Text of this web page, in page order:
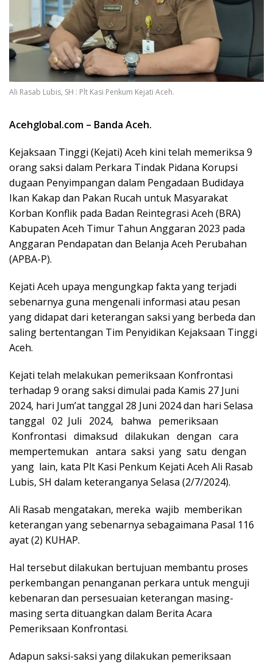
Ali Rasab Lubis, SH : Plt Kasi Penkum Kejati Aceh.
Acehglobal.com – Banda Aceh.
Kejaksaan Tinggi (Kejati) Aceh kini telah memeriksa 9
orang saksi dalam Perkara Tindak Pidana Korupsi
dugaan Penyimpangan dalam Pengadaan Budidaya
Ikan Kakap dan Pakan Rucah untuk Masyarakat
Korban Konflik pada Badan Reintegrasi Aceh (BRA)
Kabupaten Aceh Timur Tahun Anggaran 2023 pada
Anggaran Pendapatan dan Belanja Aceh Perubahan
(APBA-P).
Kejati Aceh upaya mengungkap fakta yang terjadi
sebenarnya guna mengenali informasi atau pesan
yang didapat dari keterangan saksi yang berbeda dan
saling bertentangan Tim Penyidikan Kejaksaan Tinggi
Aceh.
Kejati telah melakukan pemeriksaan Konfrontasi
terhadap 9 orang saksi dimulai pada Kamis 27 Juni
2024, hari Jum’at tanggal 28 Juni 2024 dan hari Selasa
tanggal 02 Juli 2024, bahwa pemeriksaan
Konfrontasi dimaksud dilakukan dengan cara
mempertemukan antara saksi yang satu dengan
yang lain, kata Plt Kasi Penkum Kejati Aceh Ali Rasab
Lubis, SH dalam keteranganya Selasa (2/7/2024).
Ali Rasab mengatakan, mereka wajib memberikan
keterangan yang sebenarnya sebagaimana Pasal 116
ayat (2) KUHAP.
Hal tersebut dilakukan bertujuan membantu proses
perkembangan penanganan perkara untuk menguji
kebenaran dan persesuaian keterangan masing-
masing serta dituangkan dalam Berita Acara
Pemeriksaan Konfrontasi.
Adapun saksi-saksi yang dilakukan pemeriksaan